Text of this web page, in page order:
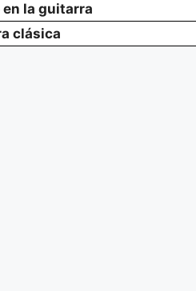
la guitarra
clásica